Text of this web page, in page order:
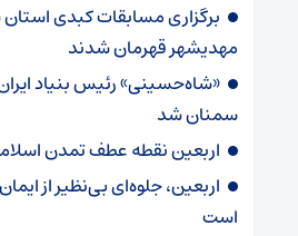
برگزاری مسابقات کبدی
مهدیشهر قهرمان شدند
«شاه‌حسینی» رئیس بنیاد
سمنان شد
اربعین نقطه عطف تمدن
اربعین، جلوه‌ای بی‌نظیر از
است